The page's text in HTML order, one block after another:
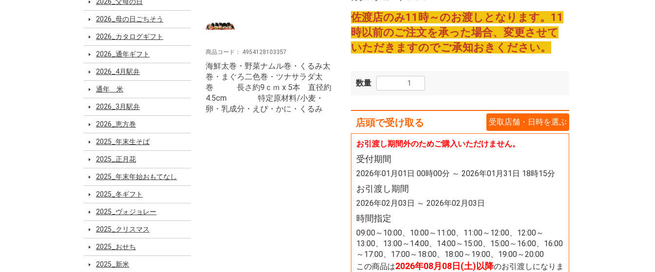
2026_母の日ごちそう
2026_カタログギフト
2026_通年ギフト
2026_4月駅弁
通年 米
2026_3月駅弁
2026_恵方巻
2025_年末生そば
2025_正月花
2025_年末年始おもてなし
2025_冬ギフト
2025_ヴォジョレー
2025_クリスマス
2025_おせち
2025_新米
佐渡店のみ11時～のお渡しとなります。11
時以前のご注文を承った場合、変更させて
いただきますのでご承知おきください。
数量
店頭で受け取る 受取店舗・日時を選ぶ
お引渡し期間外のためご購入いただけません。
受付期間
2026年01月01日 00時00分 ～ 2026年01月31日 18時15分
お引渡し期間
2026年02月03日 ～ 2026年02月03日
時間指定
09:00～10:00、10:00～11:00、11:00～12:00、12:00～
13:00、13:00～14:00、14:00～15:00、15:00～16:00、16:00
～17:00、17:00～18:00、18:00～19:00、19:00～20:00
この商品は2026年08月08日(土)以降のお引渡しになりま
商品コード： 4954128103357
海鮮太巻・野菜ナムル巻・くるみ太
巻・まぐろ二色巻・ツナサラダ太
巻 長さ約9ｃｍ x 5本 直径約
4.5cm 特定原材料/小麦・
卵・乳成分・えび・かに・くるみ